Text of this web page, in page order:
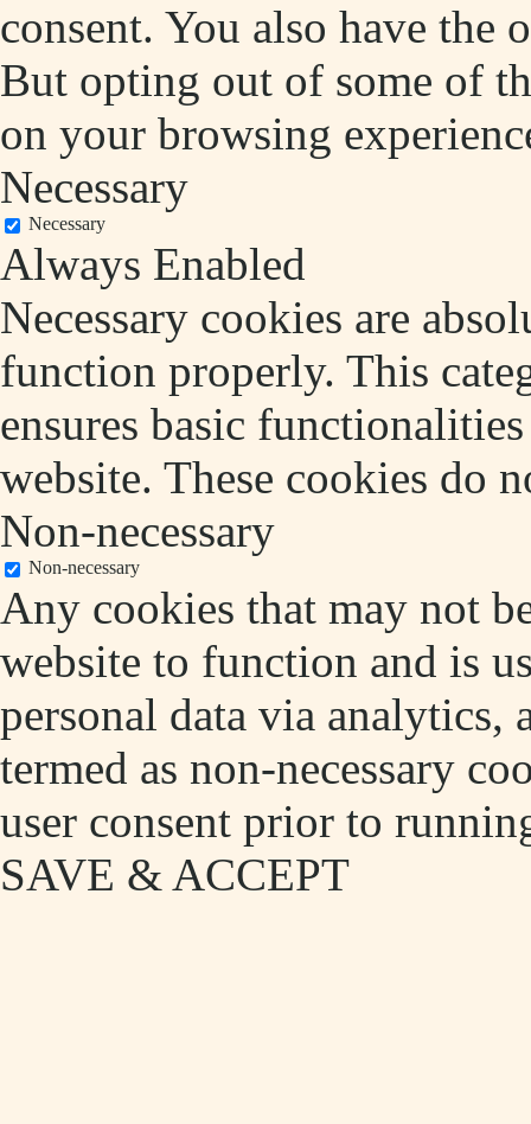
consent. You also have the
But opting out of some of
on your browsing
Necessary
Necessary
Always Enabled
Necessary cookies are
function properly. This
ensures basic
website. These cookies do
Non-necessary
Non-necessary
Any cookies that may not
website to function and is
personal data via analytics,
termed as non-necessary
user consent prior to
SAVE & ACCEPT